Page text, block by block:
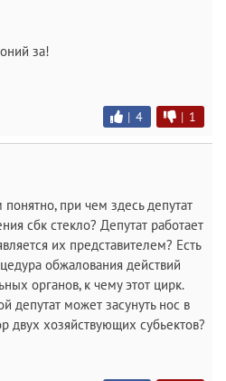
за!
| 4 | 1
при чем здесь депутат
сбк стекло? Депутат работает
их представителем? Есть
обжалования действий
органов, к чему этот цирк.
депутат может засунуть нос в
двух хозяйствующих субьектов?